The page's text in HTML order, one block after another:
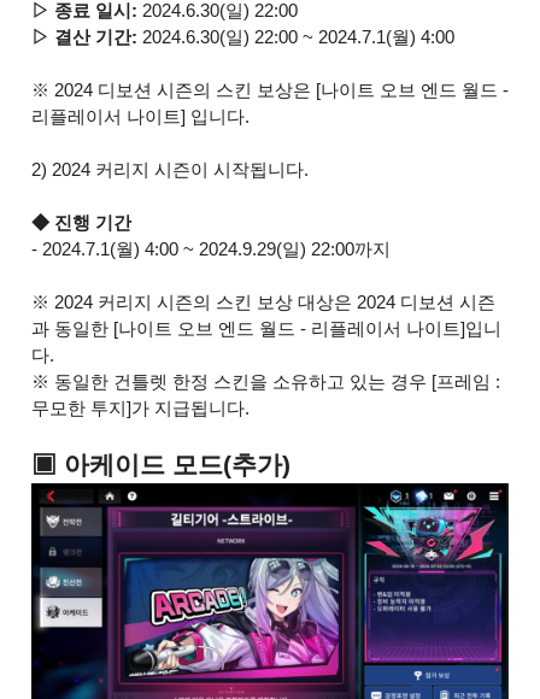
▷ 종료 일시: 2024.6.30(일) 22:00
▷ 결산 기간: 2024.6.30(일) 22:00 ~ 2024.7.1(월) 4:00
※ 2024 디보션 시즌의 스킨 보상은 [나이트 오브 엔드 월드 -
리플레이서 나이트] 입니다.
2) 2024 커리지 시즌이 시작됩니다.
◆ 진행 기간
- 2024.7.1(월) 4:00 ~ 2024.9.29(일) 22:00까지
※ 2024 커리지 시즌의 스킨 보상 대상은 2024 디보션 시즌
과 동일한 [나이트 오브 엔드 월드 - 리플레이서 나이트]입니
다.
※ 동일한 건틀렛 한정 스킨을 소유하고 있는 경우 [프레임 :
무모한 투지]가 지급됩니다.
▣ 아케이드 모드(추가)